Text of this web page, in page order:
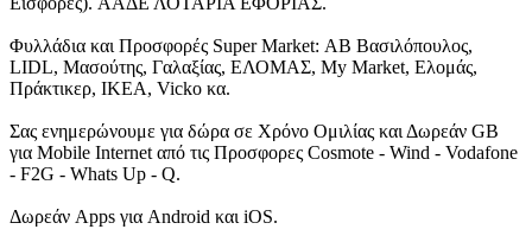
Φυλλάδια και Προσφορές Super Market: ΑΒ Βασιλόπουλος,
LIDL, Μασούτης, Γαλαξίας, ΕΛΟΜΑΣ, My Market, Ελομάς,
Πράκτικερ, ΙΚΕΑ, Vicko κα.
Σας ενημερώνουμε για δώρα σε Χρόνο Ομιλίας και Δωρεάν GB
για Mobile Internet από τις Προσφορες Cosmote - Wind - Vodafone
- F2G - Whats Up - Q.
Δωρεάν Apps για Android και iOS.